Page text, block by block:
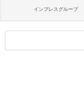
インプレスグループ